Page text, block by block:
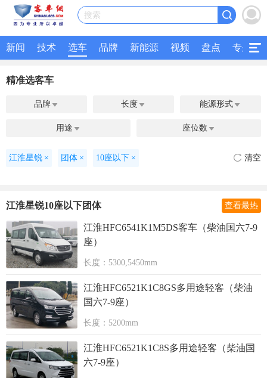
搜索
新闻 技术 选车 品牌 新能源 视频 盘点 专题
精准选客车
品牌  长度  能源形式 
用途  座位数 
江淮星锐 × 团体 × 10座以下 × 清空
江淮星锐10座以下团体 查看最热
江淮HFC6541K1M5DS客车（柴油国六7-9
座）
长度：5300,5450mm
江淮HFC6521K1C8GS多用途轻客（柴油
国六7-9座）
长度：5200mm
江淮HFC6521K1C8S多用途轻客（柴油国
六7-9座）